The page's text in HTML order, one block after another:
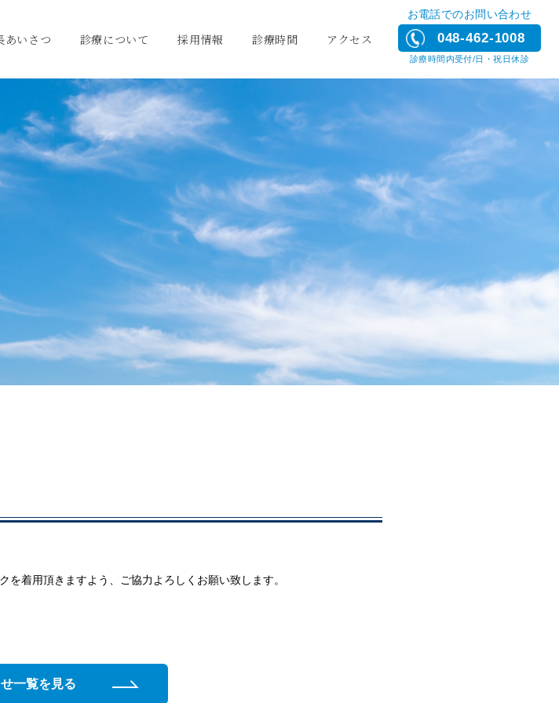
あいさつ 診療について 採用情報 診療時間 アクセス
お電話でのお問い合わせ
048-462-1008
診療時間内受付/日・祝日休診
着用頂きますよう、ご協力よろしくお願い致します。
一覧を見る